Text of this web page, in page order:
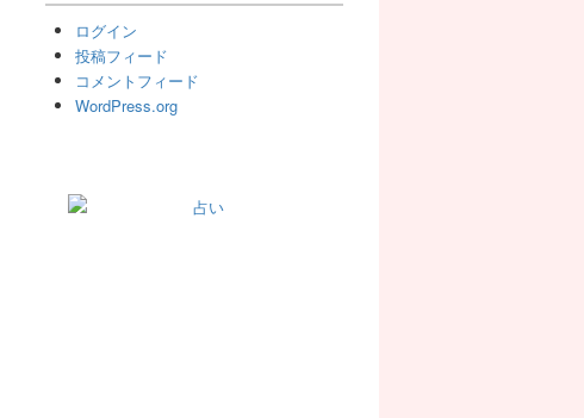
ログイン
投稿フィード
コメントフィード
WordPress.org